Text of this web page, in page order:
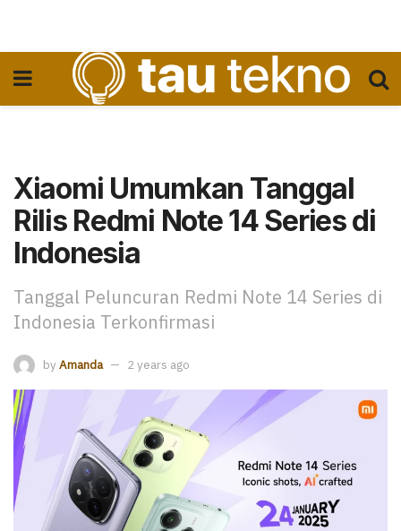
Xiaomi Umumkan Tanggal
Rilis Redmi Note 14 Series di
Indonesia
Tanggal Peluncuran Redmi Note 14 Series di
Indonesia Terkonfirmasi
by Amanda 2 years ago